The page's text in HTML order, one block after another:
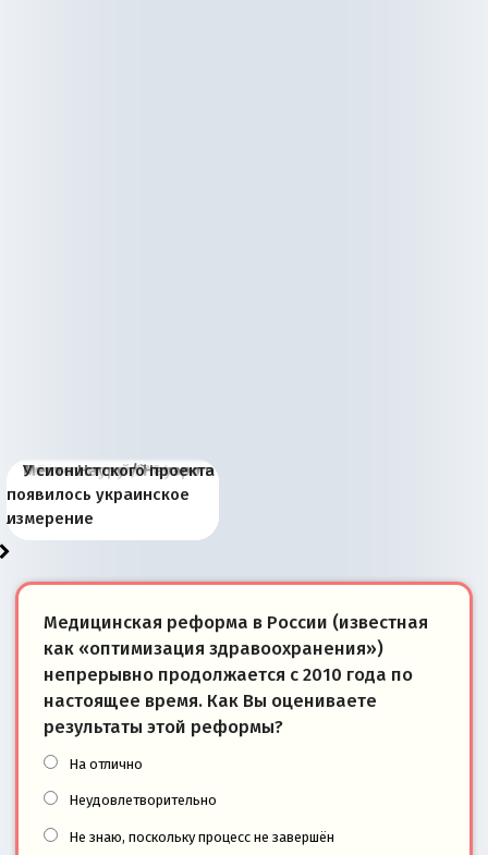
Киевская марионетка
Запада рассказала о
«переобувании» хозяев
В России назрели
перемены: 15 шагов к
суверенной экономике
Миграционный пожар
Европы
Россия начинает
сбрасывать балласт
Анкориджа
Россия зимой 1904
года: первые уступки во
внутренней политике
Русская нация вчера и
сегодня
Почему правый крах в
Варшаве не поможет её
отношениям с Россией?
Место Науру / Науэро в
современной истории
Южной Осетии
У сионистского проекта
появилось украинское
измерение
Медицинская реформа в России (известная
как «оптимизация здравоохранения»)
непрерывно продолжается с 2010 года по
настоящее время. Как Вы оцениваете
результаты этой реформы?
На отлично
Неудовлетворительно
Не знаю, поскольку процесс не завершён